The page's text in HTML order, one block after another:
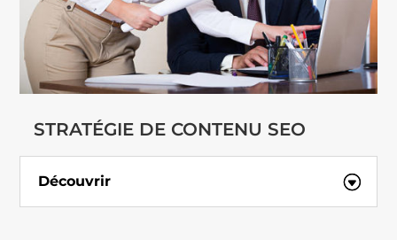
STRATÉGIE DE CONTENU SEO
Découvrir